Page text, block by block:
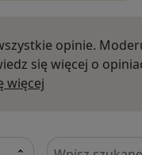
opinie.
się więcej o
więcej
Szukaj w